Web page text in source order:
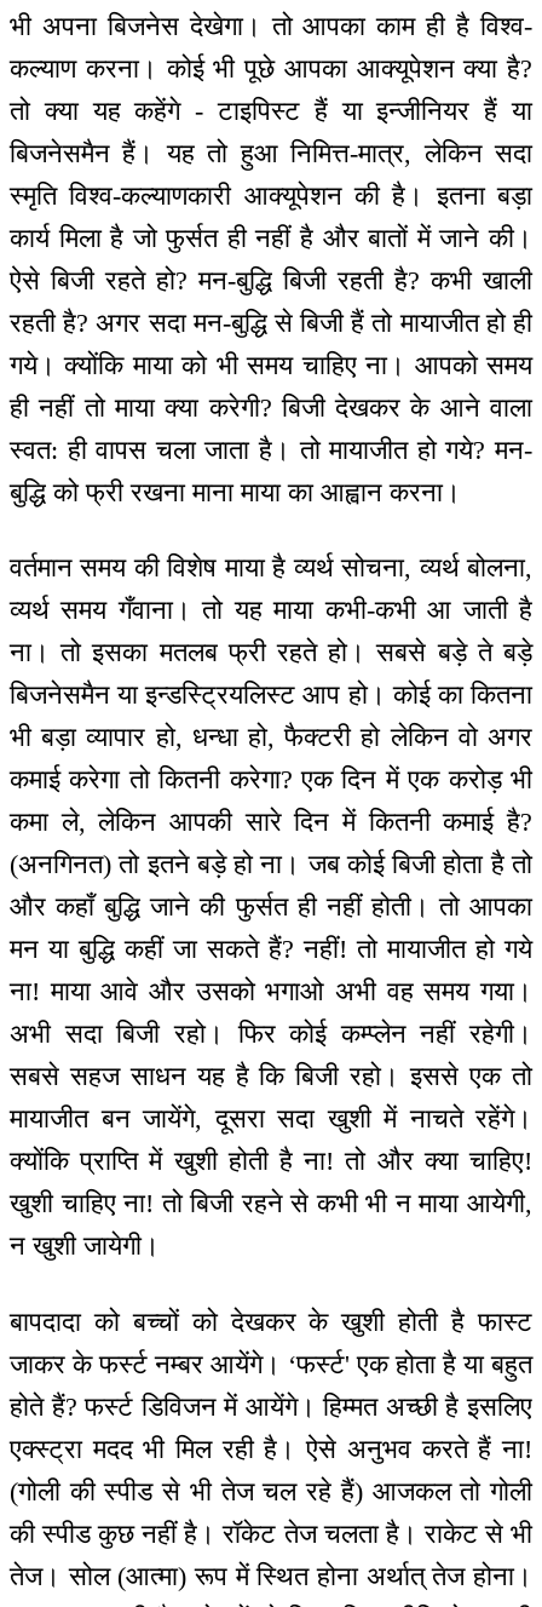
भी अपना बिजनेस देखेगा। तो आपका काम ही है विश्व-
कल्याण करना। कोई भी पूछे आपका आक्यूपेशन क्या है?
तो क्या यह कहेंगे - टाइपिस्ट हैं या इन्जीनियर हैं या
बिजनेसमैन हैं। यह तो हुआ निमित्त-मात्र, लेकिन सदा
स्मृति विश्व-कल्याणकारी आक्यूपेशन की है। इतना बड़ा
कार्य मिला है जो फुर्सत ही नहीं है और बातों में जाने की।
ऐसे बिजी रहते हो? मन-बुद्धि बिजी रहती है? कभी खाली
रहती है? अगर सदा मन-बुद्धि से बिजी हैं तो मायाजीत हो ही
गये। क्योंकि माया को भी समय चाहिए ना। आपको समय
ही नहीं तो माया क्या करेगी? बिजी देखकर के आने वाला
स्वत: ही वापस चला जाता है। तो मायाजीत हो गये? मन-
बुद्धि को फ्री रखना माना माया का आह्वान करना।
वर्तमान समय की विशेष माया है व्यर्थ सोचना, व्यर्थ बोलना,
व्यर्थ समय गँवाना। तो यह माया कभी-कभी आ जाती है
ना। तो इसका मतलब फ्री रहते हो। सबसे बड़े ते बड़े
बिजनेसमैन या इन्डस्ट्रियलिस्ट आप हो। कोई का कितना
भी बड़ा व्यापार हो, धन्धा हो, फैक्टरी हो लेकिन वो अगर
कमाई करेगा तो कितनी करेगा? एक दिन में एक करोड़ भी
कमा ले, लेकिन आपकी सारे दिन में कितनी कमाई है?
(अनगिनत) तो इतने बड़े हो ना। जब कोई बिजी होता है तो
और कहाँ बुद्धि जाने की फुर्सत ही नहीं होती। तो आपका
मन या बुद्धि कहीं जा सकते हैं? नहीं! तो मायाजीत हो गये
ना! माया आवे और उसको भगाओ अभी वह समय गया।
अभी सदा बिजी रहो। फिर कोई कम्प्लेन नहीं रहेगी।
सबसे सहज साधन यह है कि बिजी रहो। इससे एक तो
मायाजीत बन जायेंगे, दूसरा सदा खुशी में नाचते रहेंगे।
क्योंकि प्राप्ति में खुशी होती है ना! तो और क्या चाहिए!
खुशी चाहिए ना! तो बिजी रहने से कभी भी न माया आयेगी,
न खुशी जायेगी।
बापदादा को बच्चों को देखकर के खुशी होती है फास्ट
जाकर के फर्स्ट नम्बर आयेंगे। ‘फर्स्ट' एक होता है या बहुत
होते हैं? फर्स्ट डिविजन में आयेंगे। हिम्मत अच्छी है इसलिए
एक्स्ट्रा मदद भी मिल रही है। ऐसे अनुभव करते हैं ना!
(गोली की स्पीड से भी तेज चल रहे हैं) आजकल तो गोली
की स्पीड कुछ नहीं है। रॉकेट तेज चलता है। राकेट से भी
तेज। सोल (आत्मा) रूप में स्थित होना अर्थात् तेज होना।